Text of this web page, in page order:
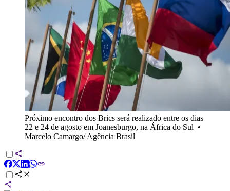
Próximo encontro dos Brics será realizado entre os dias
22 e 24 de agosto em Joanesburgo, na África do Sul •
Marcelo Camargo/ Agência Brasil